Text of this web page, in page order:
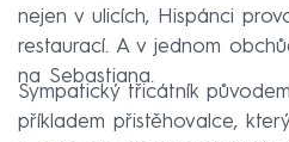
nejen v ulicích, Hispánci
restaurací. A v jednom
na Sebastiana.
Sympatický třicátník
příkladem přistěhovalce,